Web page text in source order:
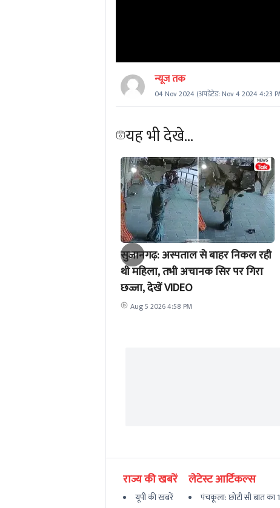
न्यूज तक
04 Nov 2024 (अपडेटेड: Nov 4 2024 4:23
यह भी देखे...
सुजानगढ़: अस्पताल से बाहर निकल रही
थी महिला, तभी अचानक सिर पर गिरा
छज्जा, देखें VIDEO
Aug 5 2026 4:58 PM
राज्य की खबरें
यूपी की खबरें
लेटेस्ट आर्टिकल्स
पंचकूला: छोटी सी बात का